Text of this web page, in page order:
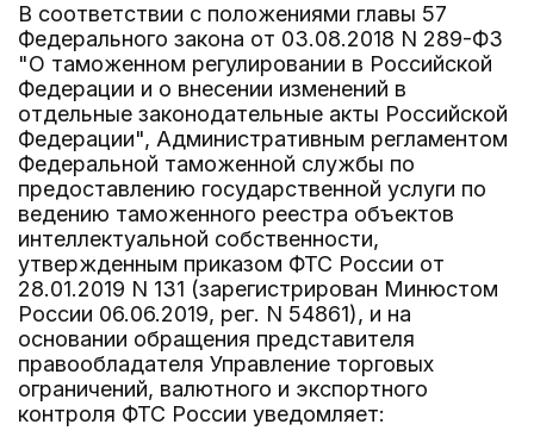
В соответствии с положениями главы 57
Федерального закона от 03.08.2018 N 289-ФЗ
"О таможенном регулировании в Российской
Федерации и о внесении изменений в
отдельные законодательные акты Российской
Федерации", Административным регламентом
Федеральной таможенной службы по
предоставлению государственной услуги по
ведению таможенного реестра объектов
интеллектуальной собственности,
утвержденным приказом ФТС России от
28.01.2019 N 131 (зарегистрирован Минюстом
России 06.06.2019, рег. N 54861), и на
основании обращения представителя
правообладателя Управление торговых
ограничений, валютного и экспортного
контроля ФТС России уведомляет: